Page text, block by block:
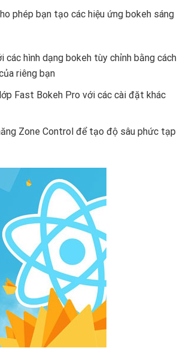
phép bạn tạo các hiệu ứng bokeh sáng
các hình dạng bokeh tùy chỉnh bằng cách
riêng bạn
Fast Bokeh Pro với các cài đặt khác
Zone Control để tạo độ sâu phức tạp